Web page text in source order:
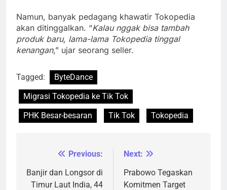
Namun, banyak pedagang khawatir Tokopedia
akan ditinggalkan. “Kalau nggak bisa tambah
produk baru, lama-lama Tokopedia tinggal
kenangan,” ujar seorang seller.
Tagged:
ByteDance
Migrasi Tokopedia ke Tik Tok
PHK Besar-besaran
Tik Tok Tokopedia
Navigasi
pos
Previous:
Banjir dan Longsor di
Timur Laut India, 44
Next:
Prabowo Tegaskan
Komitmen Target